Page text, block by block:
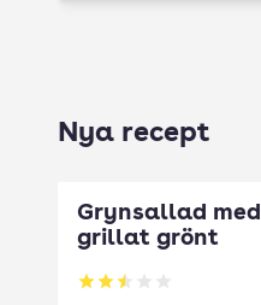
Nya recept
Grynsallad med
grillat grönt
Betyg: 2.5 av 5